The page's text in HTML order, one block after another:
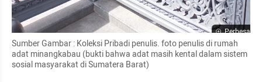
Perbesar
Sumber Gambar : Koleksi Pribadi penulis. foto penulis di rumah
adat minangkabau (bukti bahwa adat masih kental dalam sistem
sosial masyarakat di Sumatera Barat)